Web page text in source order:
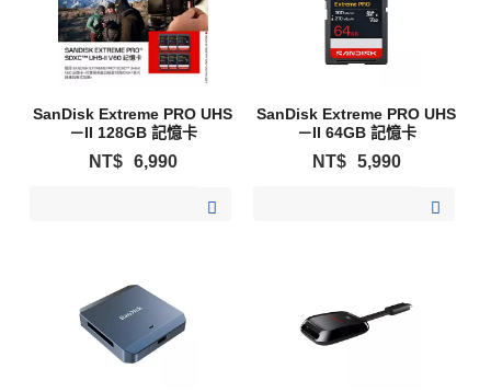
SanDisk Extreme PRO UHS
－II 128GB 記憶卡
NT$ 6,990
SanDisk Extreme PRO UHS
－II 64GB 記憶卡
NT$ 5,990